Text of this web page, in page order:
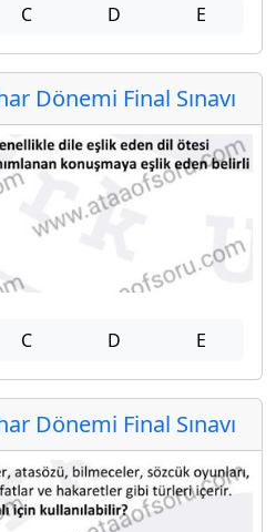
C D E
Dönemi Final Sınavı
C D E
Dönemi Final Sınavı